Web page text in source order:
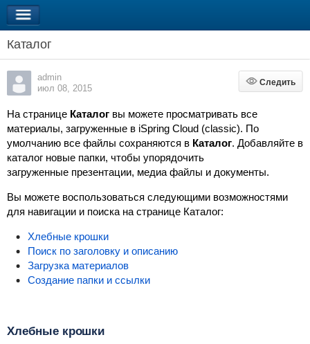
Каталог
admin
июл 08, 2015
Следить
Следить
На странице Каталог вы можете просматривать все
материалы, загруженные в iSpring Cloud (classic). По
умолчанию все файлы сохраняются в Каталог. Добавляйте в
каталог новые папки, чтобы упорядочить
загруженные презентации, медиа файлы и документы.
Вы можете воспользоваться следующими возможностями
для навигации и поиска на странице Каталог:
Хлебные крошки
Поиск по заголовку и описанию
Загрузка материалов
Создание папки и ссылки
Хлебные крошки